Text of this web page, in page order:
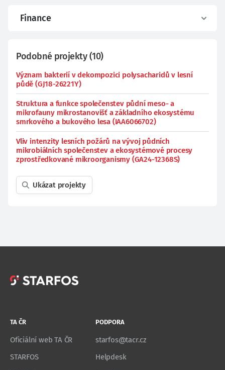
Finance
Podobné projekty(10)
Význam bakterií v dekompozici polysacharidů v lesní
půdě (GJ18-26221Y)
Struktura a funkce společenstev půdní meso- a
mikrofauny mikrostanovišť a základního ekosystému
smrkového a bukového lesa (IAA6066702)
Vliv intenzity lesních požárů na vývoj půdních
mikrobiálních společenstev a ekosystémové procesy
zprostředkované mikroorganismy (GA24-12368S)
Ukázat projekty
TA ČR
Oficiální web TA ČR
STARFOS
PODPORA
starfos@tacr.cz
Helpdesk